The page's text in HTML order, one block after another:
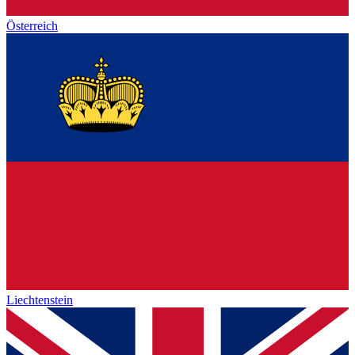
Österreich
Liechtenstein